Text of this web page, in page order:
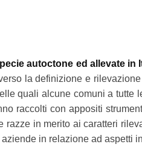
autoctone ed allevate in
la definizione e
quali alcune comuni a tutte
raccolti con appositi
in merito ai caratteri
in relazione ad aspetti